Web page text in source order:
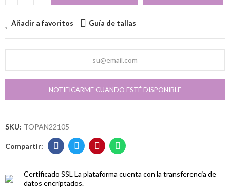
Añadir a favoritos Guía de tallas
NOTIFICARME CUANDO ESTÉ DISPONIBLE
SKU: TOPAN22105
Certificado SSL La plataforma cuenta con la transferencia de
datos encriptados.